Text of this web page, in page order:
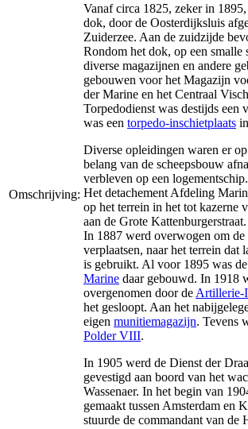
Omschrijving:
Vanaf circa 1825, zeker in
dok, door de Oosterdijksluis
Zuiderzee. Aan de zuidzijde
Rondom het dok, op een
diverse magazijnen en andere
gebouwen voor het Magazijn
der Marine en het Centraal
Torpedodienst was destijds een
was een torpedo-inschietplaats
Diverse opleidingen waren er
belang van de scheepsbouw
verbleven op een logementschip.
Het detachement Afdeling
op het terrein in het tot kazerne
aan de Grote Kattenburgerstraat.
In 1887 werd overwogen om de
verplaatsen, naar het terrein dat
is gebruikt. Al voor 1895 was
Marine daar gebouwd. In 1918
overgenomen door de Artillerie-
het gesloopt. Aan het
eigen munitiemagazijn. Tevens
Polder VIII.
In 1905 werd de Dienst der
gevestigd aan boord van het
Wassenaer. In het begin van
gemaakt tussen Amsterdam en
stuurde de commandant van